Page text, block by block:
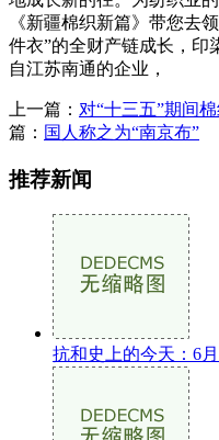
《新疆棉织新篇》带您去
件衣”的全财产链成长，印
自江苏南通的企业，
上一篇： 对“十三五”期间
篇： 国人称之为“南京布”
推荐新闻
抗和史上的今天：6月